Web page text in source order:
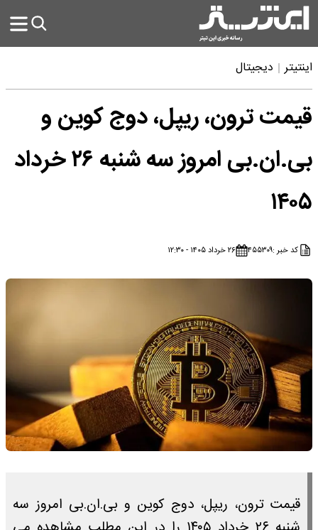
اینتیتر دیجیتال
قیمت ترون، ریپل، دوج کوین و
بی.ان.بی امروز سه شنبه ۲۶ خرداد
۱۴۰۵
کد خبر :۴۵۵۳۰۹ ۲۶ خرداد ۱۴۰۵ - ۱۲:۳۰
قیمت ترون، ریپل، دوج کوین و بی.ان.بی امروز سه